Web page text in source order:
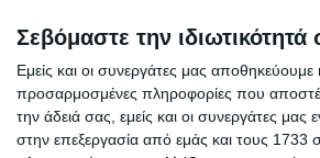
Σεβόμαστε την ιδιωτικότητά
Εμείς και οι συνεργάτες μας
προσαρμοσμένες πληροφορίες που
την άδειά σας, εμείς και οι συνεργάτες
στην επεξεργασία από εμάς και τους 1733
Όροι Χρήσης
Σχετικά με εμάς